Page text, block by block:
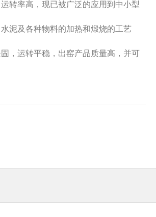
转率高，现已被广泛的应用到中小型
泥及各种物料的加热和煅烧的工艺
，运转平稳，出窑产品质量高，并可